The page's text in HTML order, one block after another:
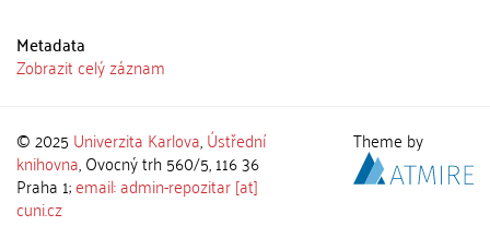
Metadata
Zobrazit celý záznam
© 2025 Univerzita Karlova,Ústřední
knihovna, Ovocný trh 560/5, 116 36
Praha 1;email: admin-repozitar [at]
cuni.cz
Theme by